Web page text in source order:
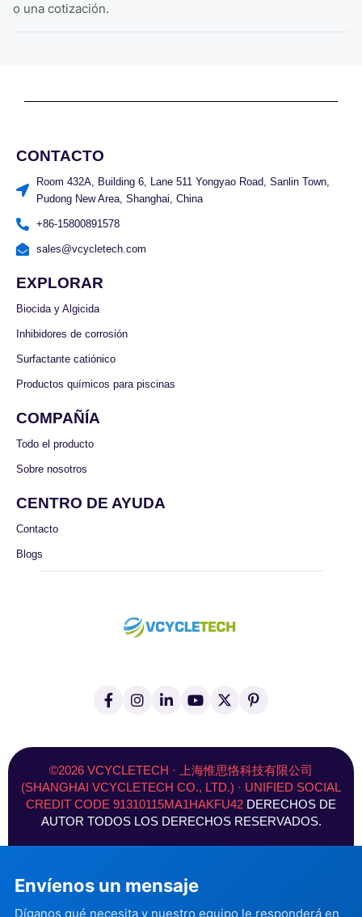
o una cotización.
CONTACTO
Room 432A, Building 6, Lane 511 Yongyao Road, Sanlin Town,
Pudong New Area, Shanghai, China
+86-15800891578
sales@vcycletech.com
EXPLORAR
Biocida y Algicida
Inhibidores de corrosión
Surfactante catiónico
Productos químicos para piscinas
COMPAÑÍA
Todo el producto
Sobre nosotros
CENTRO DE AYUDA
Contacto
Blogs
f
a
b
o
o
k
-
f
I
n
a
g
r
a
m
i
e
d
I
n
Y
o
u
b
e
X
(
i
t
t
e
r
)
P
i
e
r
e
s
t
©2026 VCYCLETECH · 上海惟思恪科技有限公司
(SHANGHAI VCYCLETECH CO., LTD.) · UNIFIED SOCIAL
CREDIT CODE 91310115MA1HAKFU42 DERECHOS DE
AUTOR TODOS LOS DERECHOS RESERVADOS.
Envíenos un mensaje
Díganos qué necesita y nuestro equipo le responderá en